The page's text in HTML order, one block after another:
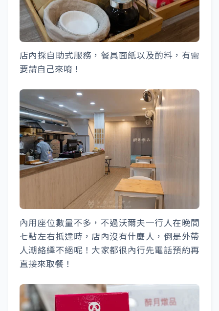
店內採自助式服務，餐具面紙以及酌料，有需
要請自己來唷！
內用座位數量不多，不過沃爾夫一行人在晚間
七點左右抵達時，店內沒有什麼人，倒是外帶
人潮絡繹不絕呢！大家都很內行先電話預約再
直接來取餐！